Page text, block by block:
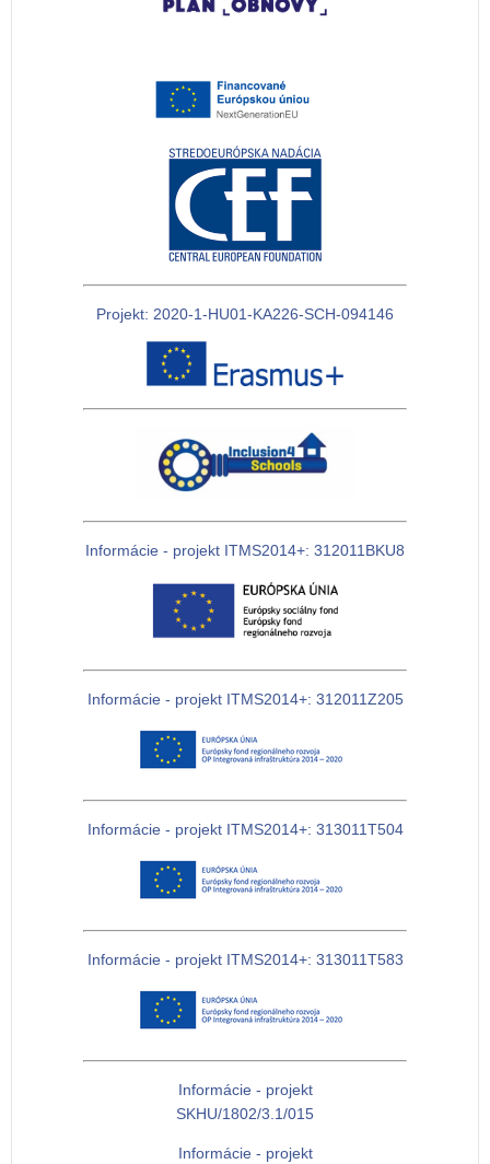
Projekt: 2020-1-HU01-KA226-SCH-094146
Informácie - projekt ITMS2014+: 312011BKU8
Informácie - projekt ITMS2014+: 312011Z205
Informácie - projekt ITMS2014+: 313011T504
Informácie - projekt ITMS2014+: 313011T583
Informácie - projekt
SKHU/1802/3.1/015
Informácie - projekt